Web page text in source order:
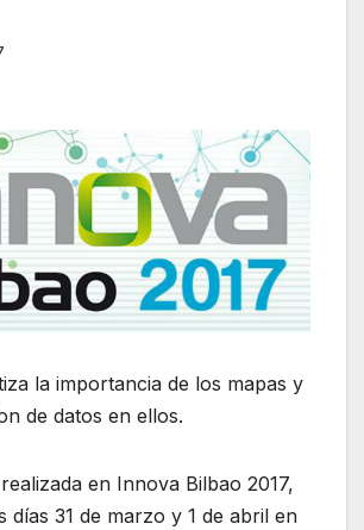
la importancia de los mapas y
de datos en ellos.
en Innova Bilbao 2017,
días 31 de marzo y 1 de abril en